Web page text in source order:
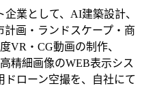
業として、AI建築設計、
画・ランドスケープ・商
VR・CG動画の制作、
精細画像のWEB表示シス
ドローン空撮を、自社にて